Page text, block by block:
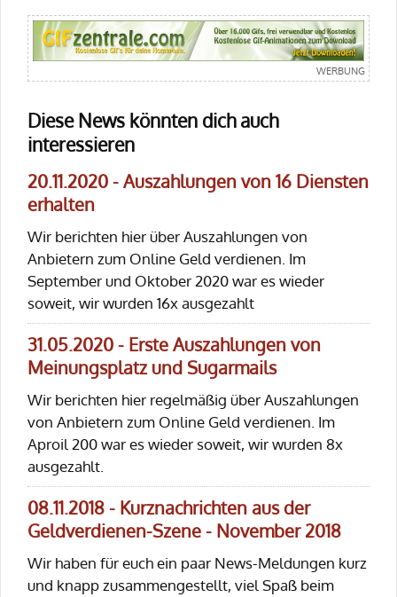
Diese News könnten dich auch
interessieren
20.11.2020 - Auszahlungen von 16 Diensten
erhalten
Wir berichten hier über Auszahlungen von
Anbietern zum Online Geld verdienen. Im
September und Oktober 2020 war es wieder
soweit, wir wurden 16x ausgezahlt
31.05.2020 - Erste Auszahlungen von
Meinungsplatz und Sugarmails
Wir berichten hier regelmäßig über Auszahlungen
von Anbietern zum Online Geld verdienen. Im
Aproil 200 war es wieder soweit, wir wurden 8x
ausgezahlt.
08.11.2018 - Kurznachrichten aus der
Geldverdienen-Szene - November 2018
Wir haben für euch ein paar News-Meldungen kurz
und knapp zusammengestellt, viel Spaß beim